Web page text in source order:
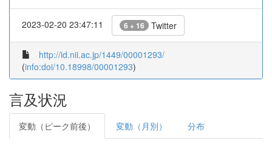
2023-02-20 23:47:11 6 + 16 Twitter
http://id.nii.ac.jp/1449/00001293/
(info:doi/10.18998/00001293)
言及状況
変動（ピーク前後） 変動（月別） 分布